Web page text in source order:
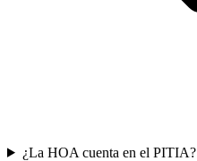
¿La HOA cuenta en el PITIA?